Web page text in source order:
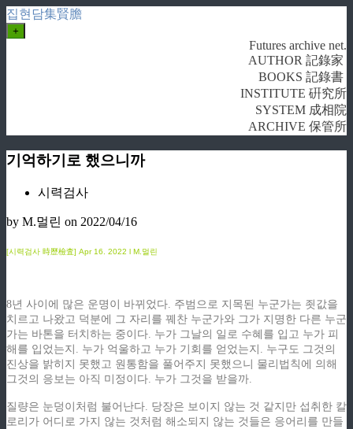
집현담集賢膽
+
Futures archive net.
AUTHOR 記錄家
BOOKS 記錄書
INSTITUTE 硏究所
SYSTEM 成相院
ARCHIVE 保管所
기억하기로 했으니까
시력검사
by M.멀린 on 2022/04/16
[시력검사 時歷檢査] Apr16. 2022 l M.멀린
8년 사이에 많은 운명이 바뀌었다. 주범으로 지목된 누군가는 죗값을
치르고 나왔고 덕분에 그 자리를 꿰찬 누군가와 그가 지명한 다른 누군
가는 바톤을 터치하는 중이다. 누가 그날의 일로 수혜를 입고 누가 피
해를 입었는지. 누가 억울하고 누가 기회를 얻었는지. 누구도 그것의
진상을 밝히지 못했고 원통함을 풀어주지 못했으니 물리법칙에 의해
그것의 응보는 아직 미정이다. 누가 그것을 받을까.
질량은 눈덩이처럼 불어난다. 당장은 보이지 않는 것 같지만 섭취한 칼
로리가 어디로 가지 않는 것처럼 해소되지 않는 것들은 응어리를 만들